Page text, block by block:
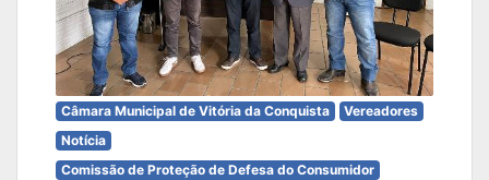
Câmara Municipal de Vitória da Conquista
Vereadores
Notícia
Comissão de Proteção de Defesa do Consumidor